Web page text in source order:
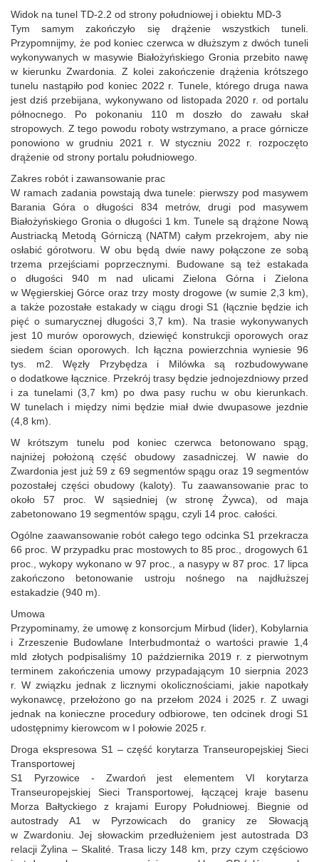
Widok na tunel TD-2.2 od strony południowej i obiektu MD-3
Tym samym zakończyło się drążenie wszystkich tuneli.
Przypomnijmy, że pod koniec czerwca w dłuższym z dwóch tuneli
wykonywanych w masywie Białożyńskiego Gronia przebito nawę
w kierunku Zwardonia. Z kolei zakończenie drążenia krótszego
tunelu nastąpiło pod koniec 2022 r. Tunele, którego druga nawa
jest dziś przebijana, wykonywano od listopada 2020 r. od portalu
północnego. Po pokonaniu 110 m doszło do zawału skał
stropowych. Z tego powodu roboty wstrzymano, a prace górnicze
ponowiono w grudniu 2021 r. W styczniu 2022 r. rozpoczęto
drążenie od strony portalu południowego.
Zakres robót i zawansowanie prac
W ramach zadania powstają dwa tunele: pierwszy pod masywem
Barania Góra o długości 834 metrów, drugi pod masywem
Białożyńskiego Gronia o długości 1 km. Tunele są drążone Nową
Austriacką Metodą Górniczą (NATM) całym przekrojem, aby nie
osłabić górotworu. W obu będą dwie nawy połączone ze sobą
trzema przejściami poprzecznymi. Budowane są też estakada
o długości 940 m nad ulicami Zielona Górna i Zielona
w Węgierskiej Górce oraz trzy mosty drogowe (w sumie 2,3 km),
a także pozostałe estakady w ciągu drogi S1 (łącznie będzie ich
pięć o sumarycznej długości 3,7 km). Na trasie wykonywanych
jest 10 murów oporowych, dziewięć konstrukcji oporowych oraz
siedem ścian oporowych. Ich łączna powierzchnia wyniesie 96
tys. m2. Węzły Przybędza i Milówka są rozbudowywane
o dodatkowe łącznice. Przekrój trasy będzie jednojezdniowy przed
i za tunelami (3,7 km) po dwa pasy ruchu w obu kierunkach.
W tunelach i między nimi będzie miał dwie dwupasowe jezdnie
(4,8 km).
W krótszym tunelu pod koniec czerwca betonowano spąg,
najniżej położoną część obudowy zasadniczej. W nawie do
Zwardonia jest już 59 z 69 segmentów spągu oraz 19 segmentów
pozostałej części obudowy (kaloty). Tu zaawansowanie prac to
około 57 proc. W sąsiedniej (w stronę Żywca), od maja
zabetonowano 19 segmentów spągu, czyli 14 proc. całości.
Ogólne zaawansowanie robót całego tego odcinka S1 przekracza
66 proc. W przypadku prac mostowych to 85 proc., drogowych 61
proc., wykopy wykonano w 97 proc., a nasypy w 87 proc. 17 lipca
zakończono betonowanie ustroju nośnego na najdłuższej
estakadzie (940 m).
Umowa
Przypominamy, że umowę z konsorcjum Mirbud (lider), Kobylarnia
i Zrzeszenie Budowlane Interbudmontaż o wartości prawie 1,4
mld złotych podpisaliśmy 10 października 2019 r. z pierwotnym
terminem zakończenia umowy przypadającym 10 sierpnia 2023
r. W związku jednak z licznymi okolicznościami, jakie napotkały
wykonawcę, przełożono go na przełom 2024 i 2025 r. Z uwagi
jednak na konieczne procedury odbiorowe, ten odcinek drogi S1
udostępnimy kierowcom w I połowie 2025 r.
Droga ekspresowa S1 – część korytarza Transeuropejskiej Sieci
Transportowej
S1 Pyrzowice - Zwardoń jest elementem VI korytarza
Transeuropejskiej Sieci Transportowej, łączącej kraje basenu
Morza Bałtyckiego z krajami Europy Południowej. Biegnie od
autostrady A1 w Pyrzowicach do granicy ze Słowacją
w Zwardoniu. Jej słowackim przedłużeniem jest autostrada D3
relacji Żylina – Skalité. Trasa liczy 148 km, przy czym częściowo